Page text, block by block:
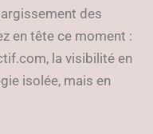
des
en tête ce moment :
la visibilité en
isolée, mais en